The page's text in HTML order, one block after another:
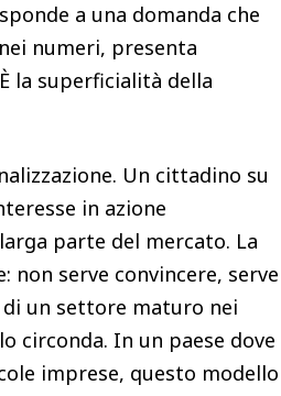
a una domanda che
numeri, presenta
la superficialità della
Un cittadino su
in azione
parte del mercato. La
serve convincere, serve
un settore maturo nei
circonda. In un paese dove
imprese, questo modello